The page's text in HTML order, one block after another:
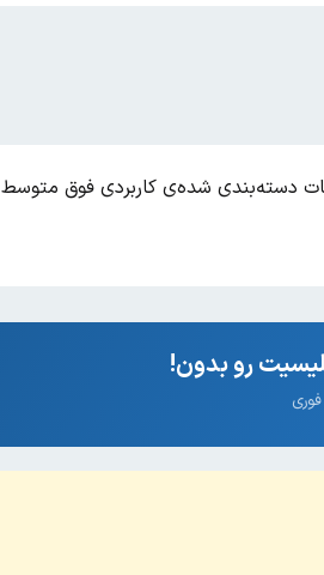
دسته‌بندی شده‌ی کاربردی فوق متوسط
رو بدون!